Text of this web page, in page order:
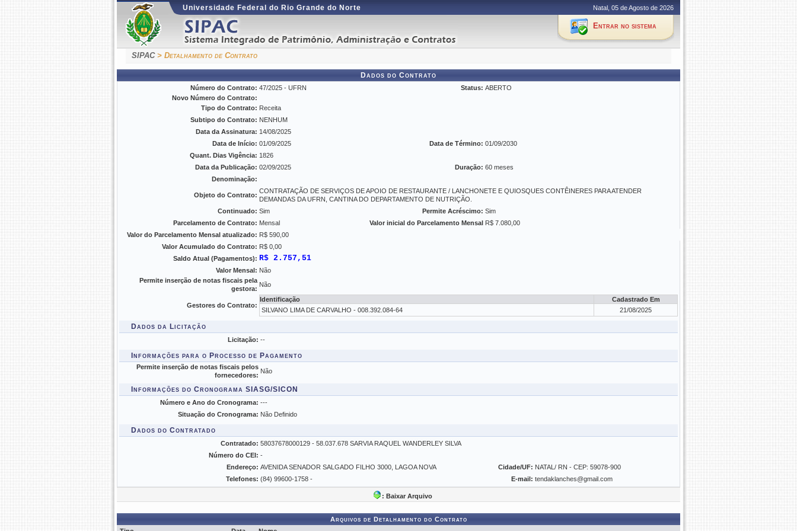
Universidade Federal do Rio Grande do Norte Natal, 05 de Agosto de 2026
Entrar no sistema
SIPAC> Detalhamento de Contrato
Dados do Contrato
Número do Contrato: 47/2025 - UFRN Status: ABERTO
Novo Número do Contrato:
Tipo do Contrato: Receita
Subtipo do Contrato: NENHUM
Data da Assinatura: 14/08/2025
Data de Início: 01/09/2025 Data de Término: 01/09/2030
Quant. Dias Vigência: 1826
Data da Publicação: 02/09/2025 Duração: 60 meses
Denominação:
Objeto do Contrato:
CONTRATAÇÃO DE SERVIÇOS DE APOIO DE RESTAURANTE / LANCHONETE E QUIOSQUES CONTÊINERES PARA ATENDER
DEMANDAS DA UFRN, CANTINA DO DEPARTAMENTO DE NUTRIÇÃO.
Continuado: Sim Permite Acréscimo: Sim
Parcelamento de Contrato: Mensal Valor inicial do Parcelamento Mensal R$ 7.080,00
Valor do Parcelamento Mensal atualizado: R$ 590,00
Valor Acumulado do Contrato: R$ 0,00
Saldo Atual (Pagamentos): R$ 2.757,51
Valor Mensal: Não
Permite inserção de notas fiscais pela
gestora:
Não
Gestores do Contrato:
Identificação
Cadastrado Em
SILVANO LIMA DE CARVALHO - 008.392.084-64
21/08/2025
Dados da Licitação
Licitação: --
Informações para o Processo de Pagamento
Permite inserção de notas fiscais pelos
fornecedores:
Não
Informações do Cronograma SIASG/SICON
Número e Ano do Cronograma: ---
Situação do Cronograma: Não Definido
Dados do Contratado
Contratado: 58037678000129 - 58.037.678 SARVIA RAQUEL WANDERLEY SILVA
Número do CEI: -
Endereço: AVENIDA SENADOR SALGADO FILHO 3000, LAGOA NOVA Cidade/UF: NATAL/ RN - CEP: 59078-900
Telefones: (84) 99600-1758 - E-mail: tendaklanches@gmail.com
: Baixar Arquivo
Arquivos de Detalhamento do Contrato